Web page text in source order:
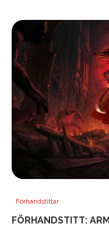
Förhandstittar
FÖRHANDSTITT: